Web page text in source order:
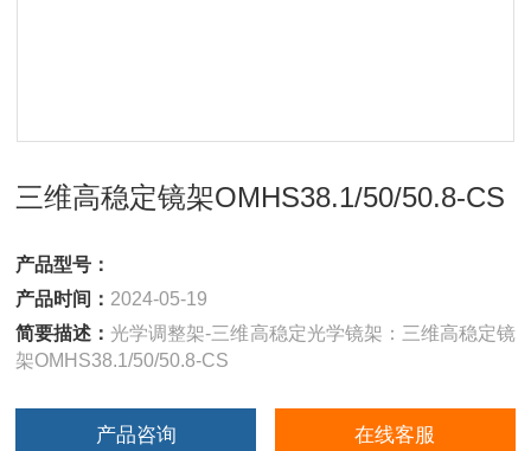
三维高稳定镜架OMHS38.1/50/50.8-CS
产品型号：
产品时间： 2024-05-19
简要描述： 光学调整架-三维高稳定光学镜架：三维高稳定镜
架OMHS38.1/50/50.8-CS
产品咨询 在线客服